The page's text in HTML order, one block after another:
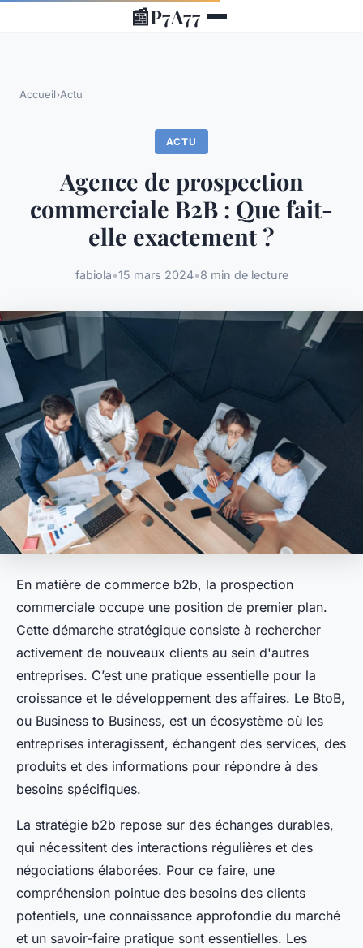
📰P7A77
Accueil›Actu
ACTU
Agence de prospection
commerciale B2B : Que fait-
elle exactement ?
fabiola•15 mars 2024•8 min de lecture
En matière de commerce b2b, la prospection
commerciale occupe une position de premier plan.
Cette démarche stratégique consiste à rechercher
activement de nouveaux clients au sein d'autres
entreprises. C’est une pratique essentielle pour la
croissance et le développement des affaires. Le BtoB,
ou Business to Business, est un écosystème où les
entreprises interagissent, échangent des services, des
produits et des informations pour répondre à des
besoins spécifiques.
La stratégie b2b repose sur des échanges durables,
qui nécessitent des interactions régulières et des
négociations élaborées. Pour ce faire, une
compréhension pointue des besoins des clients
potentiels, une connaissance approfondie du marché
et un savoir-faire pratique sont essentielles. Les